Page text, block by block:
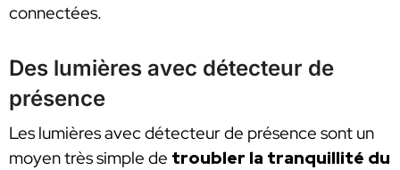
connectées.
Des lumières avec détecteur de
présence
Les lumières avec détecteur de présence sont un
moyen très simple de troubler la tranquillité du